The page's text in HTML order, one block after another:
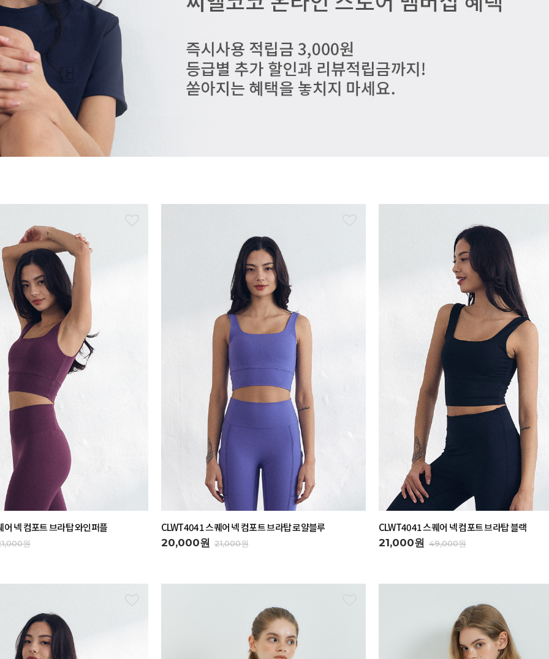
넥 컴포트 브라탑 와인퍼플
원
CLWT4041 스퀘어 넥 컴포트 브라탑 로얄블루
20,000원 21,000원
CLWT4041 스퀘어 넥 컴포트 브라탑 블랙
21,000원 49,000원